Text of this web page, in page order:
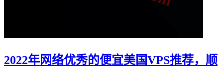
2022年网络优秀的便宜美国VPS推荐，顺